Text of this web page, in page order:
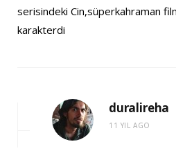
serisindeki Cin,süperkahraman
karakterdi
duralireha
11 YIL AGO